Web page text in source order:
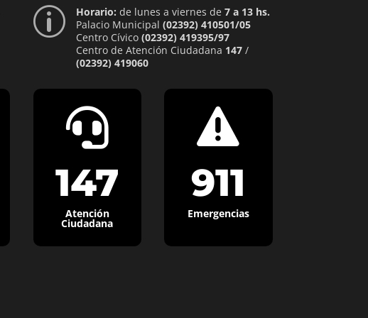
p Horario: de lunes a viernes de 7 a 13 hs.
Palacio Municipal (02392) 410501/05
Centro Cívico (02392) 419395/97
Centro de Atención Ciudadana 147/
(02392) 419060

147
Atención
Ciudadana

911
Emergencias